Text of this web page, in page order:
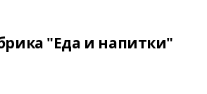
"Еда и напитки"